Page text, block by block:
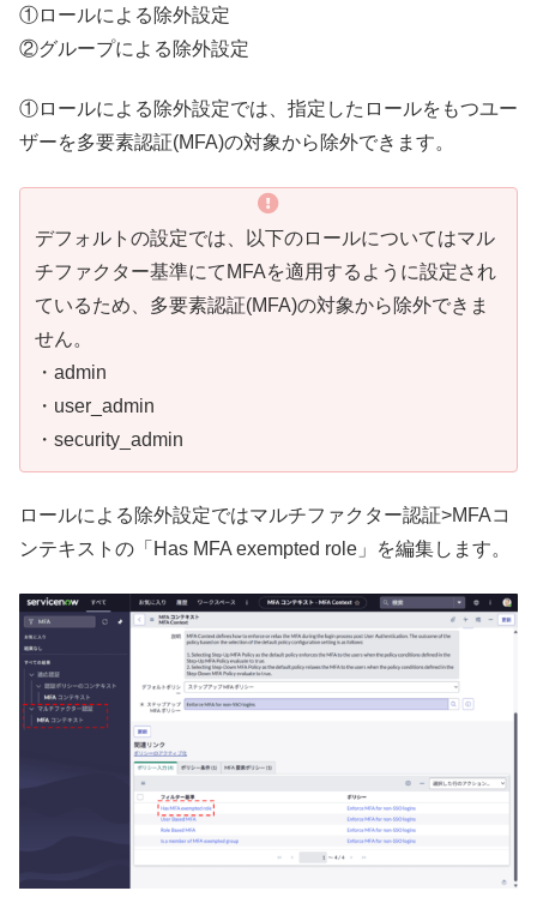
①ロールによる除外設定
②グループによる除外設定
①ロールによる除外設定では、指定したロールをもつユー
ザーを多要素認証(MFA)の対象から除外できます。
デフォルトの設定では、以下のロールについてはマル
チファクター基準にてMFAを適用するように設定され
ているため、多要素認証(MFA)の対象から除外できま
せん。
・admin
・user_admin
・security_admin
ロールによる除外設定ではマルチファクター認証>MFAコ
ンテキストの「Has MFA exempted role」を編集します。